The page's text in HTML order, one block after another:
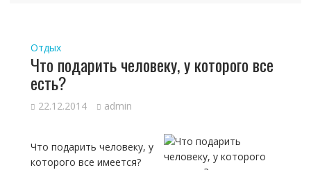
Отдых
Что подарить человеку, у которого все
есть?
22.12.2014 admin
Что подарить человеку, у
которого все имеется?